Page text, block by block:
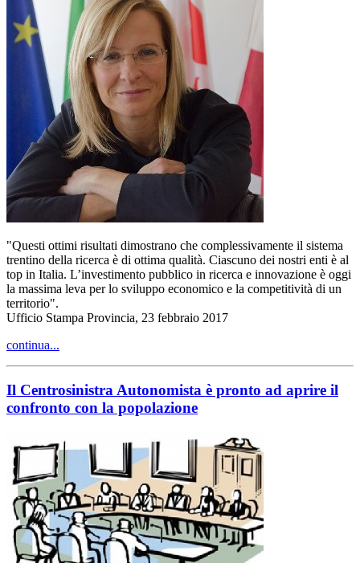
"Questi ottimi risultati dimostrano che complessivamente il sistema
trentino della ricerca è di ottima qualità. Ciascuno dei nostri enti è al
top in Italia. L’investimento pubblico in ricerca e innovazione è oggi
la massima leva per lo sviluppo economico e la competitività di un
territorio".
Ufficio Stampa Provincia, 23 febbraio 2017
continua...
Il Centrosinistra Autonomista è pronto ad aprire il
confronto con la popolazione